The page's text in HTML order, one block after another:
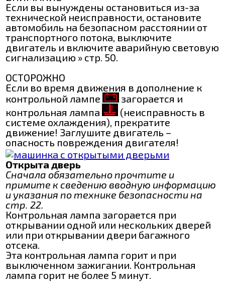
Если вы вынуждены остановиться из-за
технической неисправности, остановите
автомобиль на безопасном расстоянии от
транспортного потока, выключите
двигатель и включите аварийную световую
сигнализацию » стр. 50.
ОСТОРОЖНО
Если во время движения в дополнение к
контрольной лампе
загорается и
контрольная лампа
(неисправность в
системе охлаждения), прекратите
движение! Заглушите двигатель –
опасность повреждения двигателя!
Открыта дверь
Сначала обязательно прочтите и
примите к сведению вводную информацию
и указания по технике безопасности на
стр. 22.
Контрольная лампа загорается при
открывании одной или нескольких дверей
или при открывании двери багажного
отсека.
Эта контрольная лампа горит и при
выключенном зажигании. Контрольная
лампа горит не более 5 минут.